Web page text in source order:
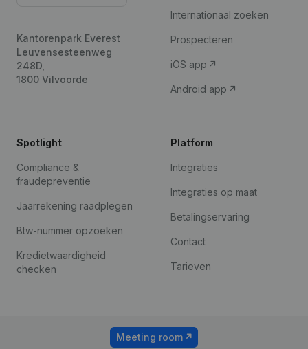
Kantorenpark Everest
Leuvensesteenweg
248D,
1800 Vilvoorde
Internationaal zoeken
Prospecteren
iOS app
Android app
Spotlight
Compliance &
fraudepreventie
Jaarrekening raadplegen
Btw-nummer opzoeken
Kredietwaardigheid
checken
Platform
Integraties
Integraties op maat
Betalingservaring
Contact
Tarieven
Meeting room